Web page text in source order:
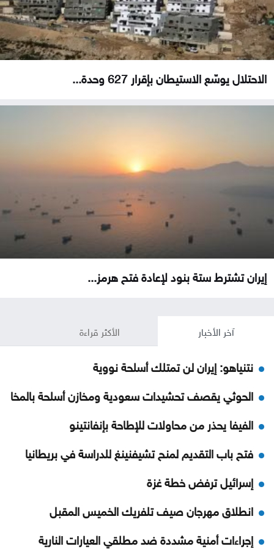
الاحتلال يوسّع الاستيطان بإقرار 627 وحدة...
إيران تشترط ستة بنود لإعادة فتح هرمز...
آخر الأخبار الأكثر قراءة
نتنياهو: إيران لن تمتلك أسلحة نووية
الحوثي يقصف تحشيدات سعودية ومخازن أسلحة بالمخا
الفيفا يحذر من محاولات للإطاحة بإنفانتينو
فتح باب التقديم لمنح تشيفنينغ للدراسة في بريطانيا
إسرائيل ترفض خطة غزة
انطلاق مهرجان صيف تلفريك الخميس المقبل
إجراءات أمنية مشددة ضد مطلقي العيارات النارية